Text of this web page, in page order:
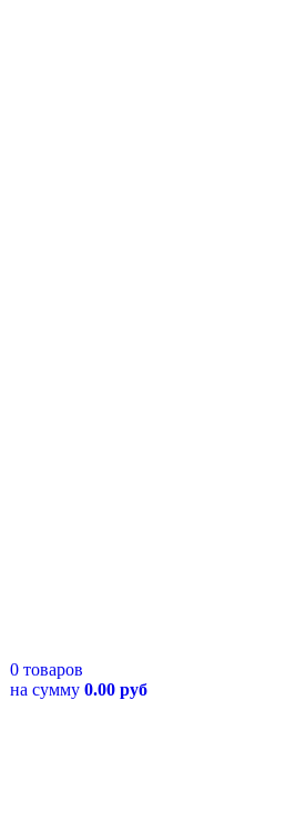
0 товаров
на сумму 0.00 руб